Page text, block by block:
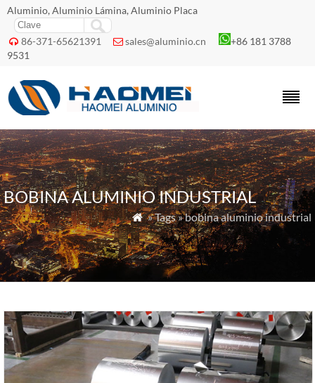
Aluminio, Aluminio Lámina, Aluminio Placa
 86-371-65621391  sales@aluminio.cn
+86 181 3788
9531
BOBINA ALUMINIO INDUSTRIAL
 » Tags » bobina aluminio industrial